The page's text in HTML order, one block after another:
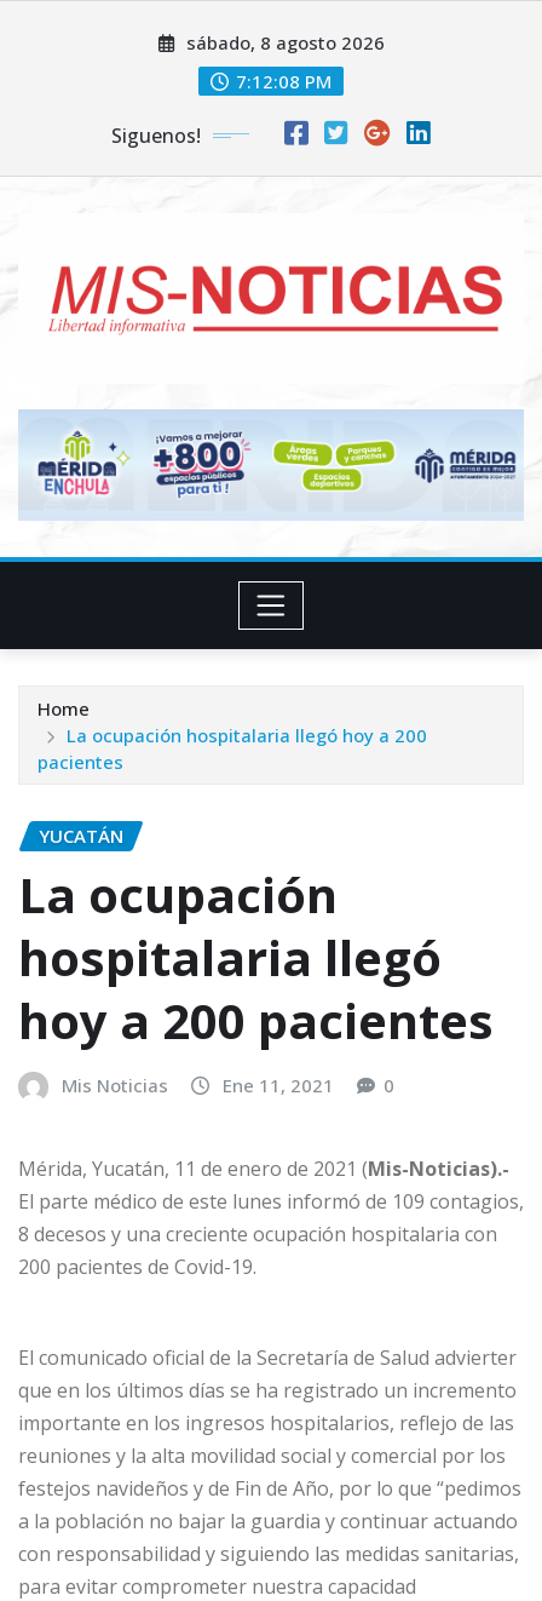
sábado, 8 agosto 2026
7:12:09 PM
Siguenos!
Home
La ocupación hospitalaria llegó hoy a 200
pacientes
YUCATÁN
La ocupación
hospitalaria llegó
hoy a 200 pacientes
Mis Noticias Ene 11, 2021 0
Mérida, Yucatán, 11 de enero de 2021 (Mis-Noticias).-
El parte médico de este lunes informó de 109 contagios,
8 decesos y una creciente ocupación hospitalaria con
200 pacientes de Covid-19.
El comunicado oficial de la Secretaría de Salud advierter
que en los últimos días se ha registrado un incremento
importante en los ingresos hospitalarios, reflejo de las
reuniones y la alta movilidad social y comercial por los
festejos navideños y de Fin de Año, por lo que “pedimos
a la población no bajar la guardia y continuar actuando
con responsabilidad y siguiendo las medidas sanitarias,
para evitar comprometer nuestra capacidad